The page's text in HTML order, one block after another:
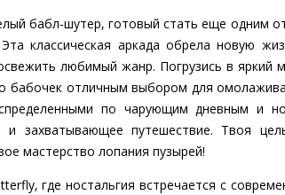
бабл-шутер, готовый стать еще одним
классическая аркада обрела новую
любимый жанр. Погрузись в яркий
бабочек отличным выбором для
по чарующим дневным и
захватывающее путешествие. Твоя
мастерство лопания пузырей!
где ностальгия встречается с